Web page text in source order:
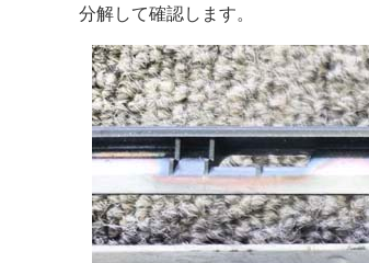
分解して確認します。